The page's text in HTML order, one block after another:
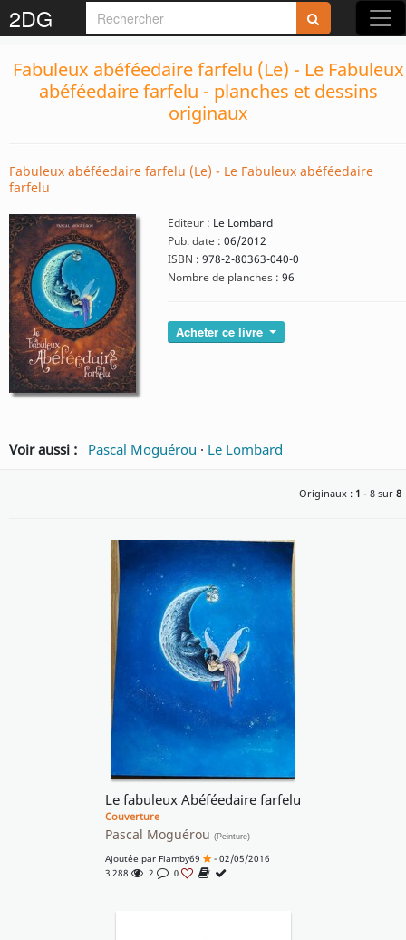
2DG
Fabuleux abéféedaire farfelu (Le) - Le Fabuleux
abéféedaire farfelu - planches et dessins
originaux
Fabuleux abéféedaire farfelu (Le) - Le Fabuleux abéféedaire
farfelu
Editeur : Le Lombard
Pub. date : 06/2012
ISBN : 978-2-80363-040-0
Nombre de planches : 96
Acheter ce livre
Voir aussi : Pascal Moguérou · Le Lombard
Originaux : 1 - 8 sur 8
Le fabuleux Abéféedaire farfelu
Couverture
Pascal Moguérou (Peinture)
Ajoutée par Flamby69
- 02/05/2016
3 288
2 0